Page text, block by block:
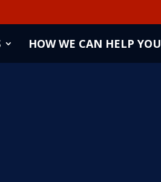
HOW WE CAN HELP YOU